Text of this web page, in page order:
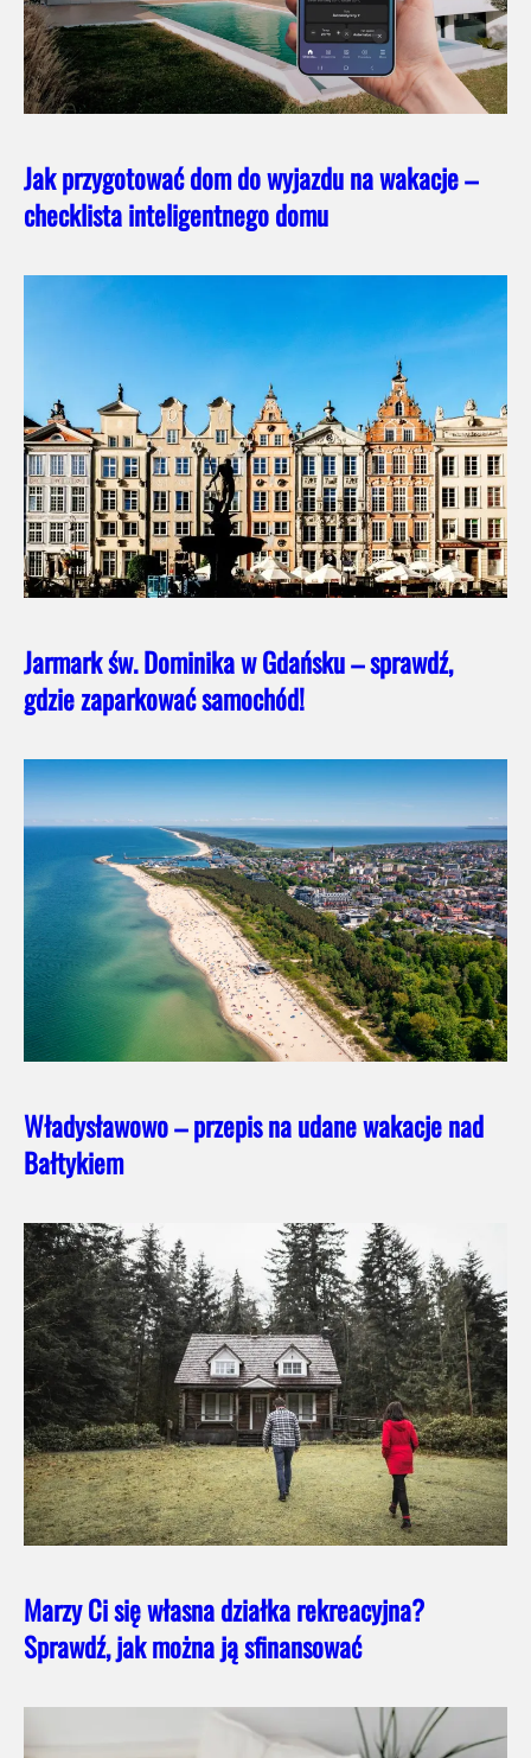
Jak przygotować dom do wyjazdu na wakacje –
checklista inteligentnego domu
Jarmark św. Dominika w Gdańsku – sprawdź,
gdzie zaparkować samochód!
Władysławowo – przepis na udane wakacje nad
Bałtykiem
Marzy Ci się własna działka rekreacyjna?
Sprawdź, jak można ją sfinansować